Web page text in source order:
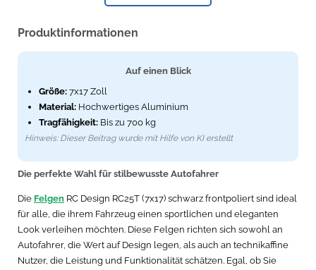
Produktinformationen
Auf einen Blick
Größe: 7x17 Zoll
Material: Hochwertiges Aluminium
Tragfähigkeit: Bis zu 700 kg
Hinweis: Dieser Beitrag wurde mit Hilfe von KI erstellt
Die perfekte Wahl für stilbewusste Autofahrer
Die Felgen RC Design RC25T (7x17) schwarz frontpoliert sind ideal
für alle, die ihrem Fahrzeug einen sportlichen und eleganten
Look verleihen möchten. Diese Felgen richten sich sowohl an
Autofahrer, die Wert auf Design legen, als auch an technikaffine
Nutzer, die Leistung und Funktionalität schätzen. Egal, ob Sie